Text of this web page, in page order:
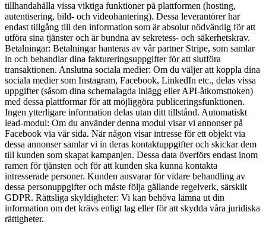
tillhandahålla vissa viktiga funktioner på plattformen (hosting,
autentisering, bild- och videohantering). Dessa leverantörer har
endast tillgång till den information som är absolut nödvändig för att
utföra sina tjänster och är bundna av sekretess- och säkerhetskrav.
Betalningar: Betalningar hanteras av vår partner Stripe, som samlar
in och behandlar dina faktureringsuppgifter för att slutföra
transaktionen. Anslutna sociala medier: Om du väljer att koppla dina
sociala medier som Instagram, Facebook, LinkedIn etc., delas vissa
uppgifter (såsom dina schemalagda inlägg eller API-åtkomsttoken)
med dessa plattformar för att möjliggöra publiceringsfunktionen.
Ingen ytterligare information delas utan ditt tillstånd. Automatiskt
lead-modul: Om du använder denna modul visar vi annonser på
Facebook via vår sida. När någon visar intresse för ett objekt via
dessa annonser samlar vi in deras kontaktuppgifter och skickar dem
till kunden som skapat kampanjen. Dessa data överförs endast inom
ramen för tjänsten och för att kunden ska kunna kontakta
intresserade personer. Kunden ansvarar för vidare behandling av
dessa personuppgifter och måste följa gällande regelverk, särskilt
GDPR. Rättsliga skyldigheter: Vi kan behöva lämna ut din
information om det krävs enligt lag eller för att skydda våra juridiska
rättigheter.